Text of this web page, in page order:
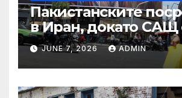
Пакистанските
в Иран, докато САЩ
дронове, Ливан
JUNE 7, 2026 ADMIN